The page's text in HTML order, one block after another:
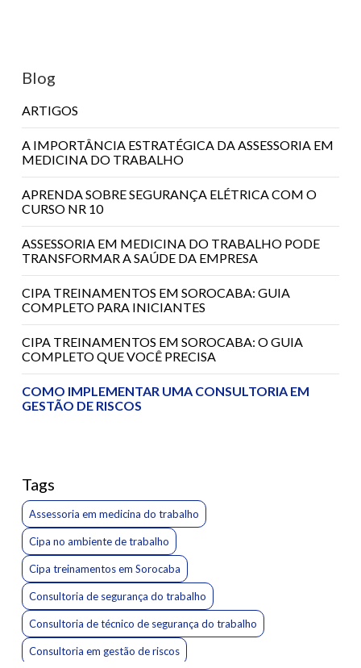
Blog
ARTIGOS
A IMPORTÂNCIA ESTRATÉGICA DA ASSESSORIA EM
MEDICINA DO TRABALHO
APRENDA SOBRE SEGURANÇA ELÉTRICA COM O
CURSO NR 10
ASSESSORIA EM MEDICINA DO TRABALHO PODE
TRANSFORMAR A SAÚDE DA EMPRESA
CIPA TREINAMENTOS EM SOROCABA: GUIA
COMPLETO PARA INICIANTES
CIPA TREINAMENTOS EM SOROCABA: O GUIA
COMPLETO QUE VOCÊ PRECISA
COMO IMPLEMENTAR UMA CONSULTORIA EM
GESTÃO DE RISCOS
CONSULTORIA DE SEGURANÇA DO TRABALHO: O
GUIA ESSENCIAL PARA EMPRESAS
CONSULTORIA DE TÉCNICO DE SEGURANÇA DO
TRABALHO: GUIA ESSENCIAL
CONSULTORIA EM MEDICINA E SEGURANÇA DO
TRABALHO: GUIA PRÁTICO
CONSULTORIA EM MEDICINA E SEGURANÇA DO
TRABALHO: O QUE VOCÊ PRECISA SABER
Tags
Assessoria em medicina do trabalho
Cipa no ambiente de trabalho
Cipa treinamentos em Sorocaba
Consultoria de segurança do trabalho
Consultoria de técnico de segurança do trabalho
Consultoria em gestão de riscos